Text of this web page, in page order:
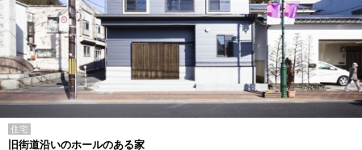
住宅
旧街道沿いのホールのある家